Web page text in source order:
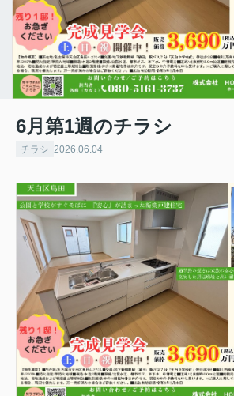
6月第1週のチラシ
チラシ 2026.06.04